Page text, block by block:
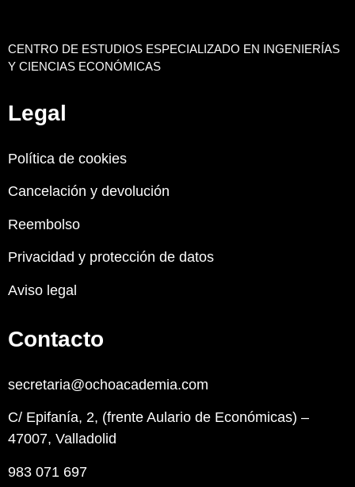
CENTRO DE ESTUDIOS ESPECIALIZADO EN INGENIERÍAS
Y CIENCIAS ECONÓMICAS
Legal
Política de cookies
Cancelación y devolución
Reembolso
Privacidad y protección de datos
Aviso legal
Contacto
secretaria@ochoacademia.com
C/ Epifanía, 2, (frente Aulario de Económicas) –
47007, Valladolid
983 071 697